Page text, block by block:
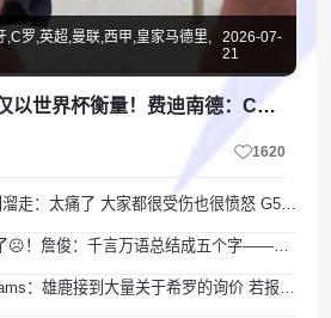
,C罗,英超,曼联,西甲,皇家马德里,
2026-07-
21
【精彩剪辑】不能仅以世界杯衡量！费迪南德：C罗横扫了除世界杯外的所有荣誉
1620
[推荐]哈珀谈胜利溜走：太痛了 大家都很受伤也很愤怒 G5会带着怒火上场
【足球】忍不了了☹️！詹俊：千言万语总结成五个字——斯洛特下课！
【体育资讯】Shams：雄鹿接到大量关于希罗的询价 若报价合适他们肯定会考虑